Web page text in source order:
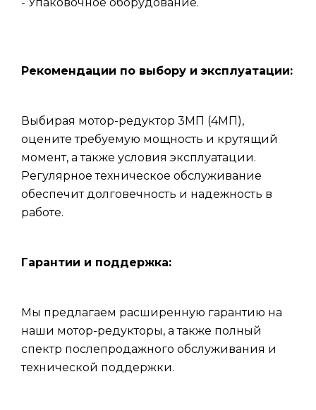
- Упаковочное оборудование.
Рекомендации по выбору и эксплуатации:
Выбирая мотор-редуктор 3МП (4МП),
оцените требуемую мощность и крутящий
момент, а также условия эксплуатации.
Регулярное техническое обслуживание
обеспечит долговечность и надежность в
работе.
Гарантии и поддержка:
Мы предлагаем расширенную гарантию на
наши мотор-редукторы, а также полный
спектр послепродажного обслуживания и
технической поддержки.